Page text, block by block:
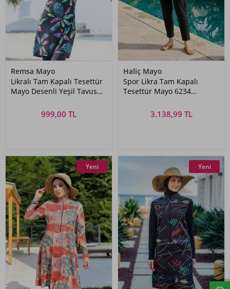
Remsa Mayo
Likralı Tam Kapalı Tesettür
Mayo Desenli Yeşil Tavus
999,00 TL
Haliç Mayo
Spor Likra Tam Kapalı
Tesettür Mayo 6234
3.138,99 TL
Yeni Yeni